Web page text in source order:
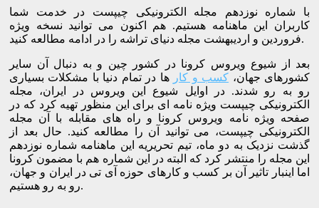
با شماره نوزدهم مجله الکترونیکی چیپست در خدمت شما
کاربران این ماهنامه هستیم. هم اکنون می توانید نسخه ویژه
فروردین و اردیبهشت مجله دنیای تراشه را در ادامه مطالعه کنید.
بعد از شیوع ویروس کرونا در کشور چین و به دنبال آن سایر
کشورهای جهان، کسب و کار ها در تمام دنیا با مشکلات بسیاری
رو به رو شدند. در اوایل شیوع این ویروس در ایران، مجله
الکترونیکی چیپست ویژه نامه ای برای این منظور تهیه کرد که در
صفحه ویژه نامه ویروس کرونا و راه های مقابله با آن مجله
الکترونیکی چیپست، می توانید آن را مطالعه کنید. حال بعد از
گذشت نزدیک به دو ماه، تیم تحریریه این ماهنامه شماره نوزدهم
این مجله را منتشر کرد که البته در این شماره هم با مضمون کرونا
اما اینبار تاثیر آن بر کسب و کارهای حوزه آی تی در ایران و جهان،
رو به رو هستیم.